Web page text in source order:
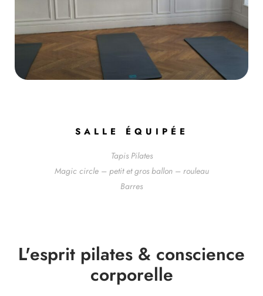
SALLE ÉQUIPÉE
Tapis Pilates
Magic circle – petit et gros ballon – rouleau
Barres
L'esprit pilates & conscience
corporelle